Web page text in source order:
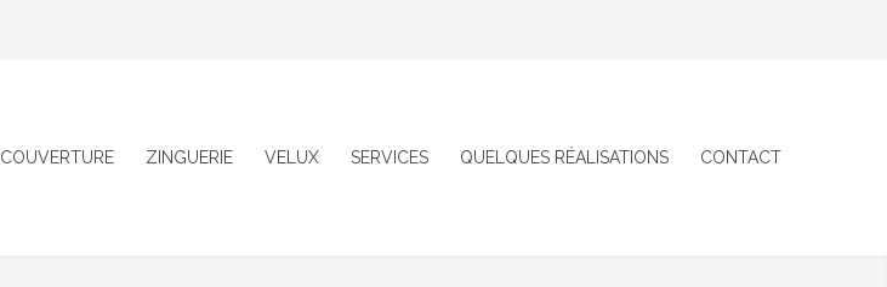
COUVERTURE ZINGUERIE VELUX SERVICES QUELQUES RÉALISATIONS CONTACT